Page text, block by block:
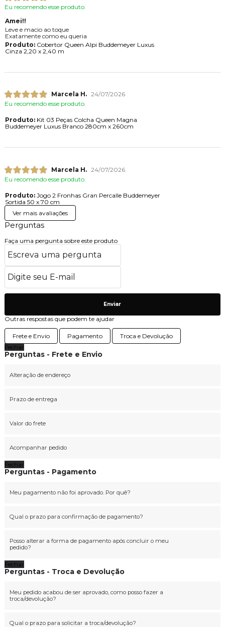
Eu recomendo esse produto.
Amei!!
Leve e macio ao toque
Exatamente como eu queria
Produto:Cobertor Queen Alpi Buddemeyer Luxus
Cinza 2,20 x 2,40 m
Marcela H. 24/07/2026
Eu recomendo esse produto.
Produto:Kit 03 Peças Colcha Queen Magna
Buddemeyer Luxus Branco 280cm x 260cm
Marcela H. 24/07/2026
Eu recomendo esse produto.
Produto:Jogo 2 Fronhas Gran Percalle Buddemeyer
Sortida 50 x 70 cm
Ver mais avaliações
Perguntas
Faça uma pergunta sobre este produto
Enviar
Outras respostas que podem te ajudar
Frete e Envio Pagamento
Troca e Devolução
Fechar
Perguntas - Frete e Envio
Alteração de endereço
Prazo de entrega
Valor do frete
Acompanhar pedido
Fechar
Perguntas - Pagamento
Meu pagamento não foi aprovado. Por quê?
Qual o prazo para confirmação de pagamento?
Posso alterar a forma de pagamento após concluir o meu
pedido?
Fechar
Perguntas - Troca e Devolução
Meu pedido acabou de ser aprovado, como posso fazer a
troca/devolução?
Qual o prazo para solicitar a troca/devolução?